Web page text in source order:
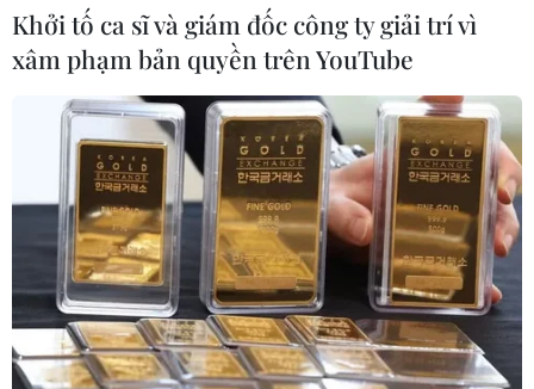
Khởi tố ca sĩ và giám đốc công ty giải trí vì
xâm phạm bản quyền trên YouTube